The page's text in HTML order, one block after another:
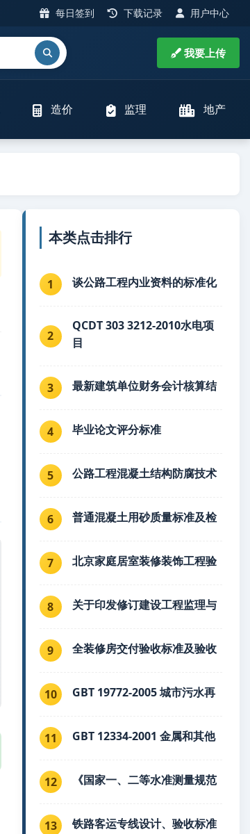
每日签到 下载记录 用户中心
我要上传
造价 监理 地产
本类点击排行
1 谈公路工程内业资料的标准化
2
QCDT 303 3212-2010水电项
目
3 最新建筑单位财务会计核算结
4 毕业论文评分标准
5 公路工程混凝土结构防腐技术
6 普通混凝土用砂质量标准及检
7 北京家庭居室装修装饰工程验
8 关于印发修订建设工程监理与
9 全装修房交付验收标准及验收
10 GBT 19772-2005 城市污水再
11 GBT 12334-2001 金属和其他
12 《国家一、二等水准测量规范
13 铁路客运专线设计、验收标准